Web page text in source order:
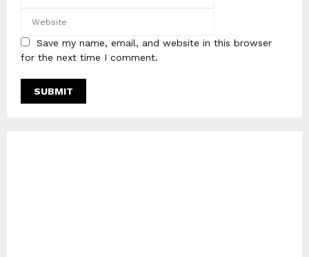
Save my name, email, and website in this browser
for the next time I comment.